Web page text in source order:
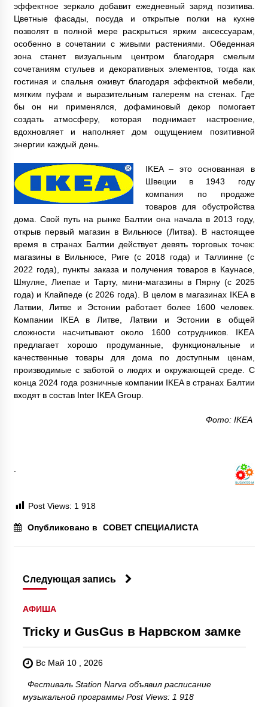
эффектное зеркало добавит ежедневный заряд позитива.
Цветные фасады, посуда и открытые полки на кухне
позволят в полной мере раскрыться ярким аксессуарам,
особенно в сочетании с живыми растениями. Обеденная
зона станет визуальным центром благодаря смелым
сочетаниям стульев и декоративных элементов, тогда как
гостиная и спальня оживут благодаря эффектной мебели,
мягким пуфам и выразительным галереям на стенах. Где
бы он ни применялся, дофаминовый декор помогает
создать атмосферу, которая поднимает настроение,
вдохновляет и наполняет дом ощущением позитивной
энергии каждый день.
IKEA – это основанная в
Швеции в 1943 году
компания по продаже
товаров для обустройства
дома. Свой путь на рынке Балтии она начала в 2013 году,
открыв первый магазин в Вильнюсе (Литва). В настоящее
время в странах Балтии действует девять торговых точек:
магазины в Вильнюсе, Риге (с 2018 года) и Таллинне (с
2022 года), пункты заказа и получения товаров в Каунасе,
Шяуляе, Лиепае и Тарту, мини-магазины в Пярну (с 2025
года) и Клайпеде (с 2026 года). В целом в магазинах IKEA в
Латвии, Литве и Эстонии работает более 1600 человек.
Компании IKEA в Литве, Латвии и Эстонии в общей
сложности насчитывают около 1600 сотрудников. IKEA
предлагает хорошо продуманные, функциональные и
качественные товары для дома по доступным ценам,
производимые с заботой о людях и окружающей среде. С
конца 2024 года розничные компании IKEA в странах Балтии
входят в состав Inter IKEA Group.
Фото: IKEA
Post Views: 1 918
Опубликовано в СОВЕТ СПЕЦИАЛИСТА
Следующая запись
АФИША
Tricky и GusGus в Нарвском замке
Вс Май 10 , 2026
Фестиваль Station Narva объявил расписание
музыкальной программы Post Views: 1 918